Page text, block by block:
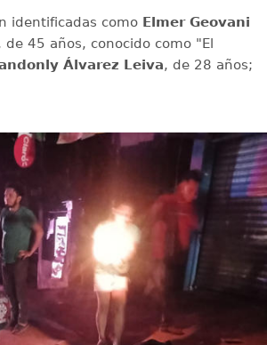
identificadas como Elmer Geovani
de 45 años, conocido como "El
Álvarez Leiva, de 28 años;